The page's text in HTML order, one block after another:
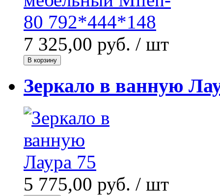
7 325,00 руб. / шт
В корзину
Зеркало в ванную
5 775,00 руб. / шт